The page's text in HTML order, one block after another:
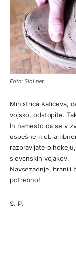
Foto: Siol.net
Ministrica Katičeva,
vojsko, odstopite.
In namesto da se v
uspešnem
razpravljate o
slovenskih vojakov.
Navsezadnje, branili
potrebno!
S. P.